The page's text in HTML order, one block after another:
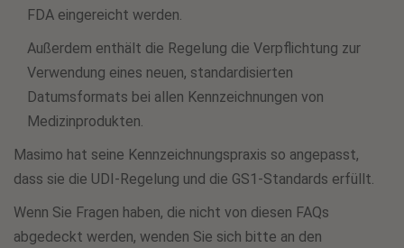
FDA eingereicht werden.
Außerdem enthält die Regelung die Verpflichtung zur
Verwendung eines neuen, standardisierten
Datumsformats bei allen Kennzeichnungen von
Medizinprodukten.
Masimo hat seine Kennzeichnungspraxis so angepasst,
dass sie die UDI-Regelung und die GS1-Standards erfüllt.
Wenn Sie Fragen haben, die nicht von diesen FAQs
abgedeckt werden, wenden Sie sich bitte an den